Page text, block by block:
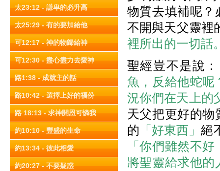
太23:12 - 謙卑的必升高
太25:29 - 有的要加給他
可12:17 - 神的物歸給神
可12:30 - 盡心盡力去愛神
路1:38 - 成就主的話
路10:42 - 選擇上好的福份
路 18:13 - 求神開恩可憐我
約10:10 - 豐盛的生命
約13:34 - 彼此相愛
約20:27 - 不要疑惑
物質去填補呢？
不開與天父靈裡
裡所出的一切話
聖經豈不是說：
魚，反給他蛇呢
況你們在天上的
天父把更好的
的 「好東西」絕
「你們雖然不
將聖靈給求他的